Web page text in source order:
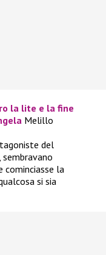
la lite e la fine
Melillo
del
, sembravano
cominciasse la
si sia